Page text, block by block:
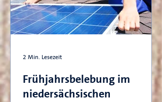
Frühjahrsbelebung im
niedersächsischen
2 Min. Lesezeit